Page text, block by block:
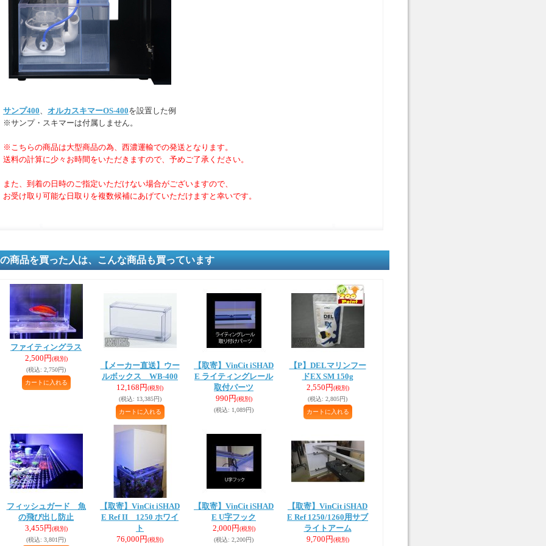
サンプ400、 オルカスキマーOS-400を設置した例
※サンプ・スキマーは付属しません。
※こちらの商品は大型商品の為、西濃運輸での発送となります。
送料の計算に少々お時間をいただきますので、予めご了承ください。
また、到着の日時のご指定いただけない場合がございますので、
お受け取り可能な日取りを複数候補にあげていただけますと幸いです。
商品を買った人は、こんな商品も買っています
ファイティングラス
2,500円(税別)
(税込: 2,750円)
【メーカー直送】ウー
ルボックス WB-400
12,168円(税別)
(税込: 13,385円)
【取寄】VinCit iSHAD
E ライティングレール
取付パーツ
990円(税別)
(税込: 1,089円)
【P】DELマリンフー
ドEX SM 150g
2,550円(税別)
(税込: 2,805円)
フィッシュガード 魚
の飛び出し防止
3,455円(税別)
(税込: 3,801円)
【取寄】VinCit iSHAD
E Ref II 1250 ホワイ
ト
76,000円(税別)
【取寄】VinCit iSHAD
E U字フック
2,000円(税別)
(税込: 2,200円)
【取寄】VinCit iSHAD
E Ref 1250/1260用サブ
ライトアーム
9,700円(税別)